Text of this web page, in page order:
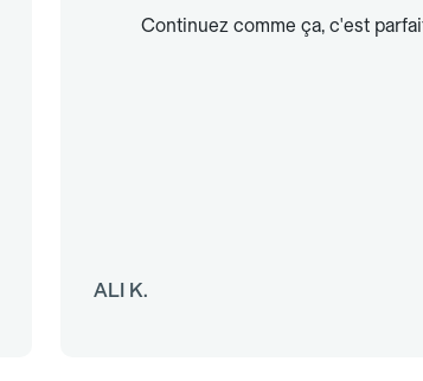
Continuez comme ça, c'est
ALI K.